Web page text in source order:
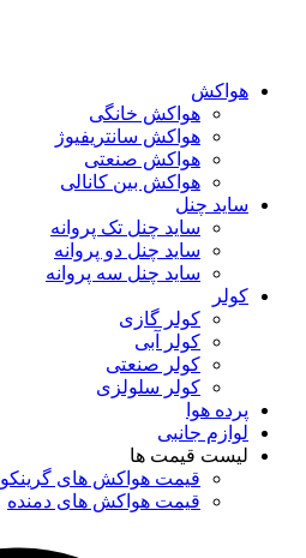
هواکش
هواکش خانگی
هواکش سانتریفیوژ
هواکش صنعتی
هواکش بین کانالی
ساید چنل
ساید چنل تک پروانه
ساید چنل دو پروانه
ساید چنل سه پروانه
کولر
کولر گازی
کولر آبی
کولر صنعتی
کولر سلولزی
پرده هوا
لوازم جانبی
لیست قیمت ها
قیمت هواکش های گرینکو
قیمت هواکش های دمنده